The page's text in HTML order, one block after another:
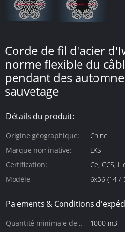
Corde de fil d'acier
norme flexible du
pendant des
sauvetage
Détails du produit:
Origine géographique:
Chine
Marque nominative:
LKS
Certification:
Ce, CCS,
Modèle:
6x36 (14 /
Paiements & Conditions
Quantité minimale de
1000 m3